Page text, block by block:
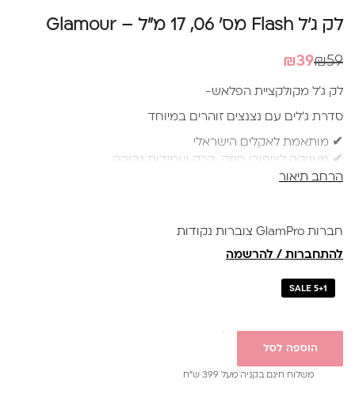
לק ג’ל Flash מס' 06, 17 מ”ל – Glamour
₪59
המחיר
היה:
₪59.
₪39
המחיר
הוא:
₪39.
לק ג’ל מקולקציית הפלאש-
סדרת ג’לים עם נצנצים זוהרים במיוחד
✔ מותאמת לאקלים הישראלי
✔ מעניקה לציפורן חוזק, ברק ועמידות גבוהה
✔ בעל ייכולת יישור עצמי✔ מברשת סיליקון איכותית ורכה
הרחב תיאור
חברות GlamPro צוברות נקודות
להתחברות / להרשמה
SALE 5+1
הוספה לסל
משלוח חינם בקניה מעל 399 ש”ח